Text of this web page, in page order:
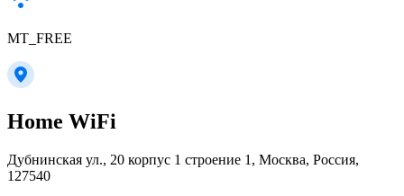
MT_FREE
Home WiFi
Дубнинская ул., 20 корпус 1 строение 1, Москва, Россия,
127540